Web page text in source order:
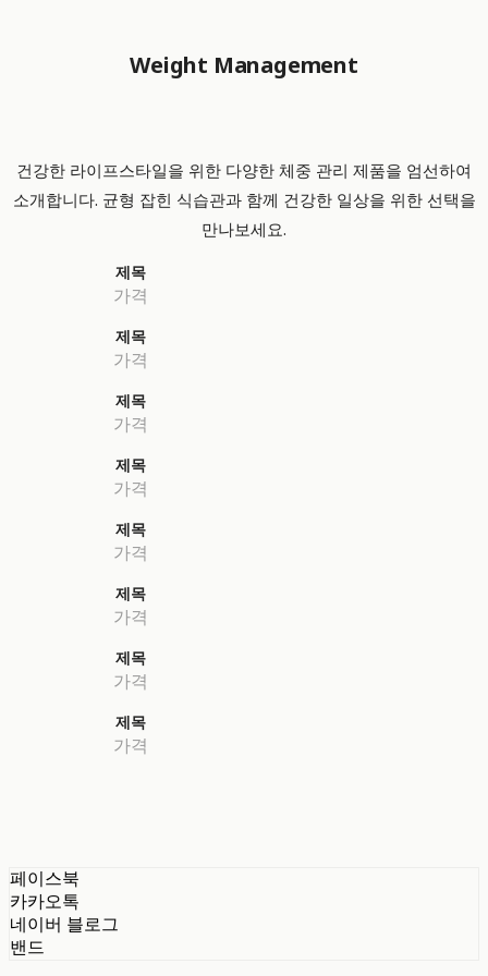
Weight Management
건강한 라이프스타일을 위한 다양한 체중 관리 제품을 엄선하여
소개합니다. 균형 잡힌 식습관과 함께 건강한 일상을 위한 선택을
만나보세요.
제목
가격
제목
가격
제목
가격
제목
가격
제목
가격
제목
가격
제목
가격
제목
가격
페이스북
카카오톡
네이버 블로그
밴드